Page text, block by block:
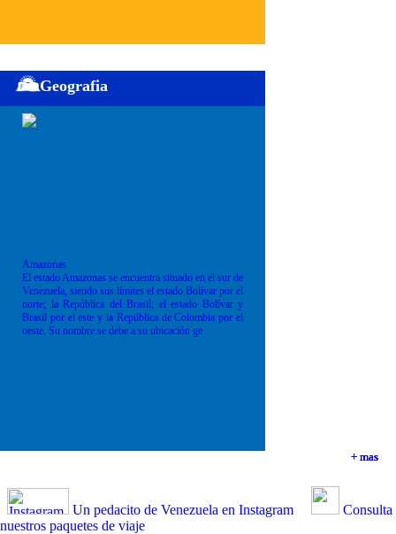
+ mas
+ mas
+ mas
Geografia
Amazonas
El estado Amazonas se encuentra situado en el sur de
Venezuela, siendo sus límites el estado Bolívar por el
norte; la República del Brasil; el estado Bolívar y
Brasil por el este y la República de Colombia por el
oeste. Su nombre se debe a su ubicación ge
+ mas
Un pedacito de Venezuela en Instagram
Consulta
nuestros paquetes de viaje